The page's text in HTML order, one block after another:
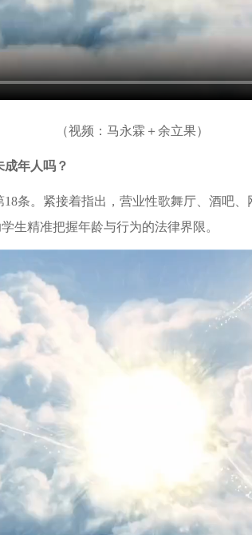
（视频：马永霖＋余立果）
年人吗？
条。紧接着指出，营业性歌舞厅、酒吧
生精准把握年龄与行为的法律界限。